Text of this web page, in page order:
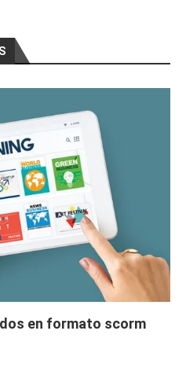
en formato scorm